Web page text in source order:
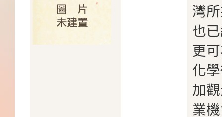
灣
也
更
化
加
業